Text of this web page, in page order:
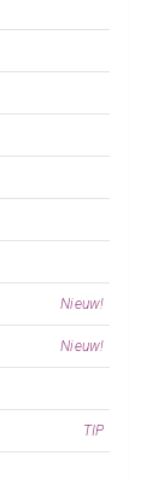
Nieuw!
Nieuw!
TIP